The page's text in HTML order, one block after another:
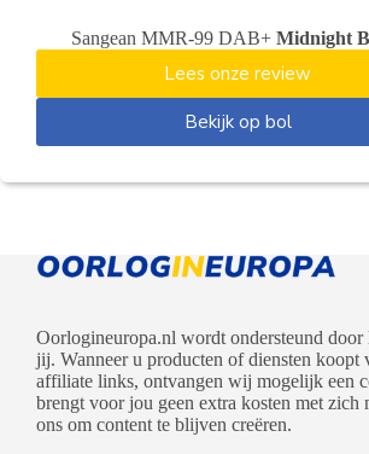
Sangean MMR-99 DAB+Midnight
Lees onze review
Bekijk op bol
Oorlogineuropa.nl wordt ondersteund door
jij. Wanneer u producten of diensten koopt
affiliate links, ontvangen wij mogelijk een
brengt voor jou geen extra kosten met zich
ons om content te blijven creëren.